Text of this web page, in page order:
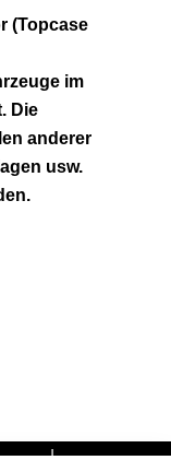
(Topcase
im
Die
anderer
usw.
|